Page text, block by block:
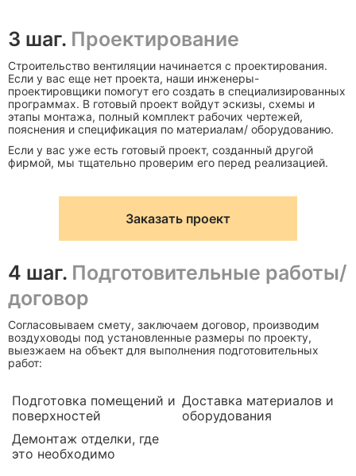
3 шаг. Проектирование
Строительство вентиляции начинается с проектирования.
Если у вас еще нет проекта, наши инженеры-
проектировщики помогут его создать в специализированных
программах. В готовый проект войдут эскизы, схемы и
этапы монтажа, полный комплект рабочих чертежей,
пояснения и спецификация по материалам/ оборудованию.
Если у вас уже есть готовый проект, созданный другой
фирмой, мы тщательно проверим его перед реализацией.
Заказать проект
4 шаг. Подготовительные работы/
договор
Согласовываем смету, заключаем договор, производим
воздуховоды под установленные размеры по проекту,
выезжаем на объект для выполнения подготовительных
работ:
Подготовка помещений и
поверхностей
Демонтаж отделки, где
это необходимо
Доставка материалов и
оборудования